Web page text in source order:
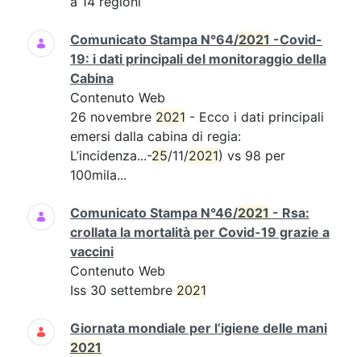
Comunicato Stampa N°64/2021 -Covid-
19: i dati principali del monitoraggio della
Cabina
Contenuto Web
26 novembre 2021 - Ecco i dati principali
emersi dalla cabina di regia:
L’incidenza...-25/11/2021) vs 98 per
100mila...
Comunicato Stampa N°46/2021 - Rsa:
crollata la mortalità per Covid-19 grazie a
vaccini
Contenuto Web
Iss 30 settembre 2021
Giornata mondiale per l’igiene delle mani
2021